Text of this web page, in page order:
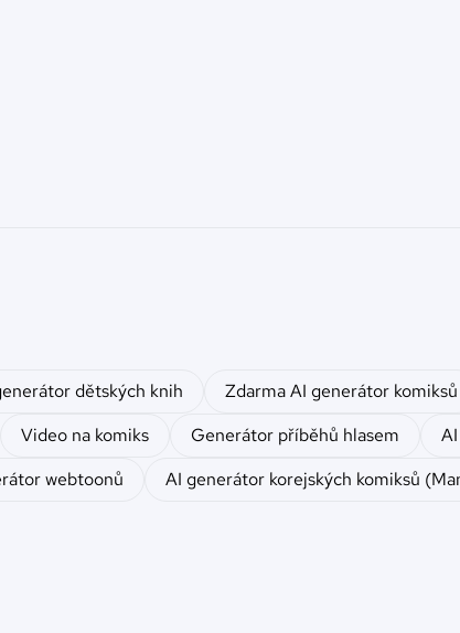
dětských knih Zdarma AI generátor komiksů
Video na komiks Generátor příběhů hlasem
webtoonů AI generátor korejských komiksů